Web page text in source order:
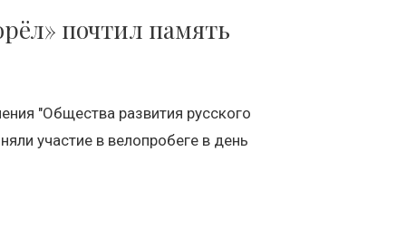
почтил память
"Общества развития русского
участие в велопробеге в день